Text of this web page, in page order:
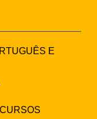
E